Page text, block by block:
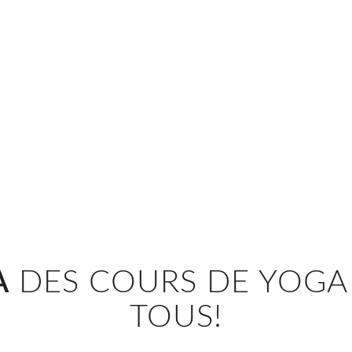
DES COURS DE
TOUS!